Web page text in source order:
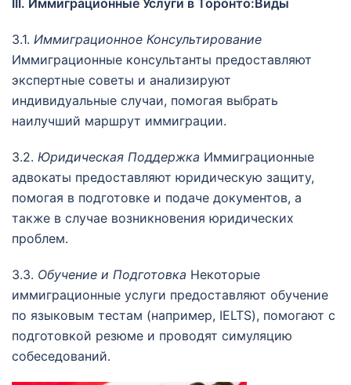
III. Иммиграционные Услуги в Торонто:Виды
3.1. Иммиграционное Консультирование
Иммиграционные консультанты предоставляют
экспертные советы и анализируют
индивидуальные случаи, помогая выбрать
наилучший маршрут иммиграции.
3.2. Юридическая Поддержка Иммиграционные
адвокаты предоставляют юридическую защиту,
помогая в подготовке и подаче документов, а
также в случае возникновения юридических
проблем.
3.3. Обучение и Подготовка Некоторые
иммиграционные услуги предоставляют обучение
по языковым тестам (например, IELTS), помогают с
подготовкой резюме и проводят симуляцию
собеседований.